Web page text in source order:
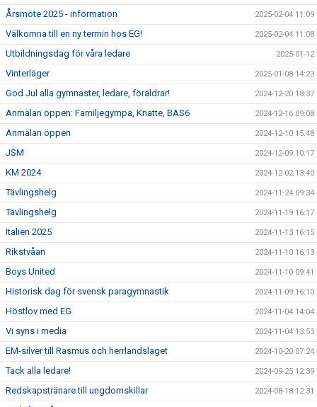
Årsmöte 2025 - information 2025-02-04 11:09
Välkomna till en ny termin hos EG! 2025-02-04 11:08
Utbildningsdag för våra ledare 2025-01-12
Vinterläger 2025-01-08 14:23
God Jul alla gymnaster, ledare, föräldrar! 2024-12-20 18:37
Anmälan öppen: Familjegympa, Knatte, BAS6 2024-12-16 09:08
Anmälan öppen 2024-12-10 15:48
JSM 2024-12-09 10:17
KM 2024 2024-12-02 13:40
Tävlingshelg 2024-11-24 09:34
Tävlingshelg 2024-11-19 16:17
Italien 2025 2024-11-13 16:15
Rikstvåan 2024-11-10 16:13
Boys United 2024-11-10 09:41
Historisk dag för svensk paragymnastik 2024-11-09 16:10
Höstlov med EG 2024-11-04 14:04
Vi syns i media 2024-11-04 13:53
EM-silver till Rasmus och herrlandslaget 2024-10-20 07:24
Tack alla ledare! 2024-09-25 12:39
Redskapstränare till ungdomskillar 2024-08-18 12:31